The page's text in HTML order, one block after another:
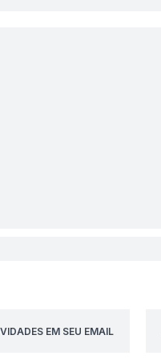
EM SEU EMAIL